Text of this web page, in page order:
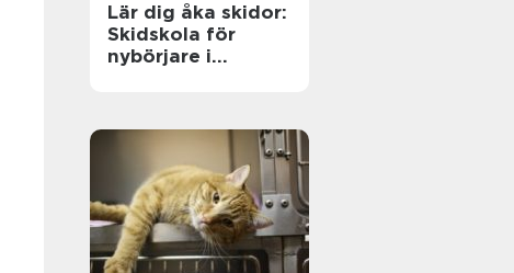
Lär dig åka skidor:
Skidskola för
nybörjare i